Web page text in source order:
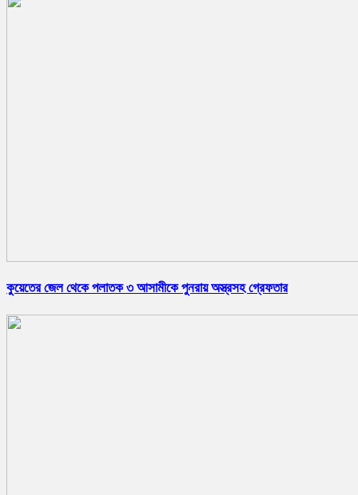
কুয়েতের জেল থেকে পলাতক ৩ আসামীকে পুনরায় অস্ত্রসহ গ্রেফতার